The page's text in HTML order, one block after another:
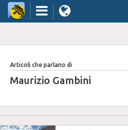
Articoli che parlano di
Maurizio Gambini